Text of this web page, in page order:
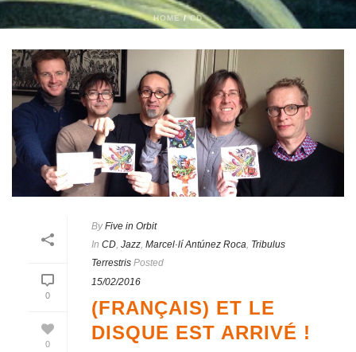
HOME/CD
0
0
ByFive in Orbit
In CD Jazz Marcel·lí Antúnez Roca Tribulus
Terrestris Posted
15/02/2016
(FRANÇAIS) ET LE
DISQUE EST ARRIVÉ !